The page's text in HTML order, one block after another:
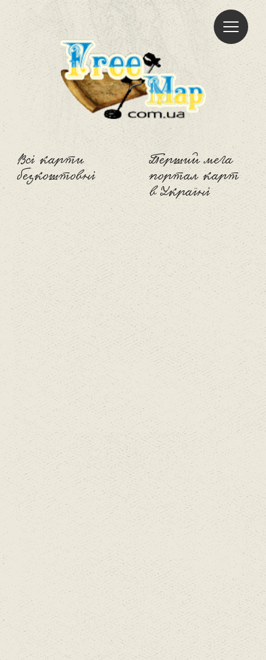
Всі карти
безкоштовні
Freemap
Перший мега
портал карт
в Україні